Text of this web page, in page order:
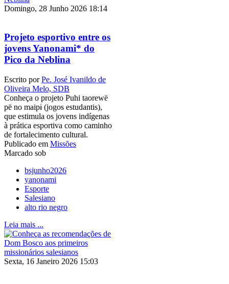
Domingo, 28 Junho 2026 18:14
Projeto esportivo entre os
jovens Yanonami* do
Pico da Neblina
Escrito porPe. José Ivanildo de
Oliveira Melo, SDB
Conheça o projeto Puhi taorewë
pë no maipɨ (jogos estudantis),
que estimula os jovens indígenas
à prática esportiva como caminho
de fortalecimento cultural.
Publicado em Missões
Marcado sob
bsjunho2026
yanonami
Esporte
Salesiano
alto rio negro
Leia mais ...
Sexta, 16 Janeiro 2026 15:03